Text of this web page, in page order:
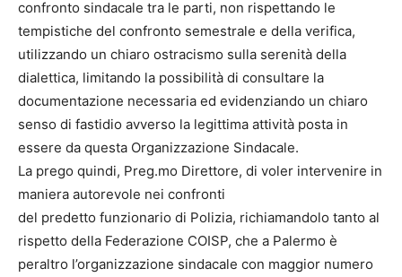
confronto sindacale tra le parti, non rispettando le
tempistiche del confronto semestrale e della verifica,
utilizzando un chiaro ostracismo sulla serenità della
dialettica, limitando la possibilità di consultare la
documentazione necessaria ed evidenziando un chiaro
senso di fastidio avverso la legittima attività posta in
essere da questa Organizzazione Sindacale.
La prego quindi, Preg.mo Direttore, di voler intervenire in
maniera autorevole nei confronti
del predetto funzionario di Polizia, richiamandolo tanto al
rispetto della Federazione COISP, che a Palermo è
peraltro l’organizzazione sindacale con maggior numero